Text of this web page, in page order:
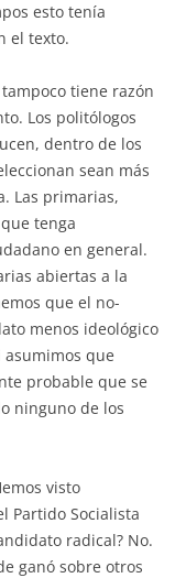
esto tenía
el texto.
tiene razón
Los politólogos
dentro de los
sean más
Las primarias,
tenga
en general.
abiertas a la
que el no-
menos ideológico
asumimos que
probable que se
ninguno de los
visto
Partido Socialista
radical? No.
ganó sobre otros